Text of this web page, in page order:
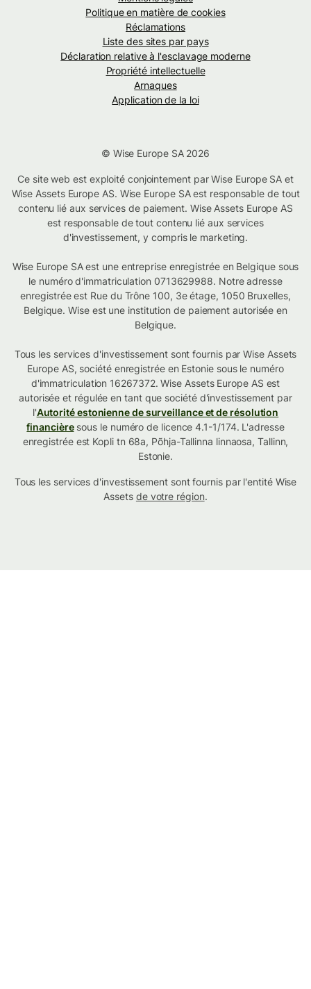
Politique en matière de cookies
Réclamations
Liste des sites par pays
Déclaration relative à l'esclavage moderne
Propriété intellectuelle
Arnaques
Application de la loi
© Wise Europe SA 2026
Ce site web est exploité conjointement par Wise Europe SA et
Wise Assets Europe AS. Wise Europe SA est responsable de tout
contenu lié aux services de paiement. Wise Assets Europe AS
est responsable de tout contenu lié aux services
d'investissement, y compris le marketing.
Wise Europe SA est une entreprise enregistrée en Belgique sous
le numéro d'immatriculation 0713629988. Notre adresse
enregistrée est Rue du Trône 100, 3e étage, 1050 Bruxelles,
Belgique. Wise est une institution de paiement autorisée en
Belgique.
Tous les services d'investissement sont fournis par Wise Assets
Europe AS, société enregistrée en Estonie sous le numéro
d'immatriculation 16267372. Wise Assets Europe AS est
autorisée et régulée en tant que société d'investissement par
l'Autorité estonienne de surveillance et de résolution
financièresous le numéro de licence 4.1-1/174. L'adresse
enregistrée est Kopli tn 68a, Põhja-Tallinna linnaosa, Tallinn,
Estonie.
Tous les services d'investissement sont fournis par l'entité Wise
Assets de votre région.